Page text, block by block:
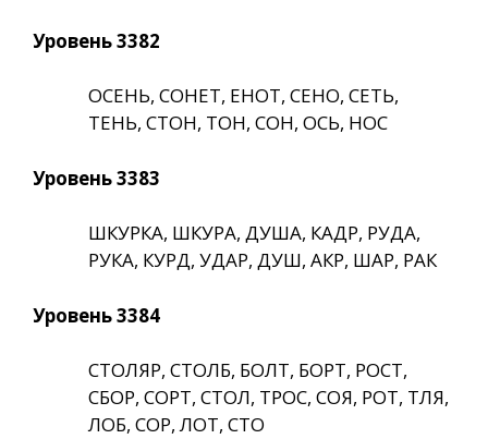
Уровень 3382
ОСЕНЬ, СОНЕТ, ЕНОТ, СЕНО, СЕТЬ,
ТЕНЬ, СТОН, ТОН, СОН, ОСЬ, НОС
Уровень 3383
ШКУРКА, ШКУРА, ДУША, КАДР, РУДА,
РУКА, КУРД, УДАР, ДУШ, АКР, ШАР, РАК
Уровень 3384
СТОЛЯР, СТОЛБ, БОЛТ, БОРТ, РОСТ,
СБОР, СОРТ, СТОЛ, ТРОС, СОЯ, РОТ, ТЛЯ,
ЛОБ, СОР, ЛОТ, СТО